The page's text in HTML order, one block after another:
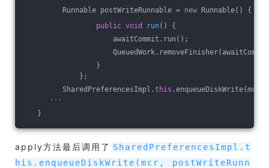
Runnable postWriteRunnable = new Runnable() {
public void run()
{
awaitCommit.run();
}
};
SharedPreferencesImpl.this .enqueueDiskWrite(mcr,
```
}
apply方法最后调用了 SharedPreferencesImpl.t
his.enqueueDiskWrite(mcr, postWriteRunn